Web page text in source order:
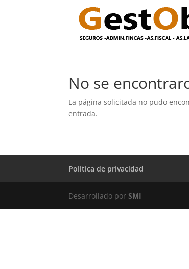
No se
La página solicitada no pudo
entrada.
Politica de privacidad
Desarrollado porSMI